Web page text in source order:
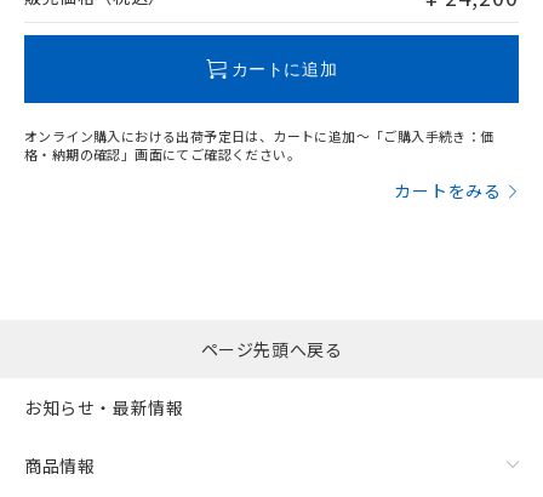
カートに追加
オンライン購入における出荷予定日は、カートに追加～「ご購入手続き：価
格・納期の確認」画面にてご確認ください。
カートをみる
ページ先頭へ戻る
お知らせ・最新情報
商品情報